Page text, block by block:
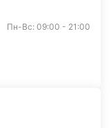
Пн-Вс: 09:00 - 21:00